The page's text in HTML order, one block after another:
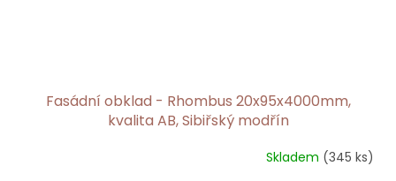
Fasádní obklad - Rhombus 20x95x4000mm,
kvalita AB, Sibiřský modřín
Skladem (345 ks)